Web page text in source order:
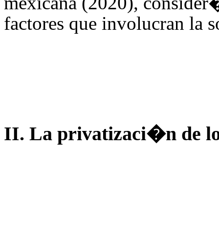
factores que involucran la
II. La privatizaci�n de